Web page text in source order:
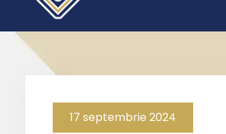
17 septembrie 2024